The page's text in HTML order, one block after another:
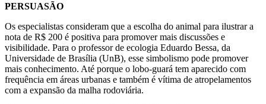
PERSUASÃO
Os especialistas consideram que a escolha do animal para ilustrar a
nota de R$ 200 é positiva para promover mais discussões e
visibilidade. Para o professor de ecologia Eduardo Bessa, da
Universidade de Brasília (UnB), esse simbolismo pode promover
mais conhecimento. Até porque o lobo-guará tem aparecido com
frequência em áreas urbanas e também é vítima de atropelamentos
com a expansão da malha rodoviária.